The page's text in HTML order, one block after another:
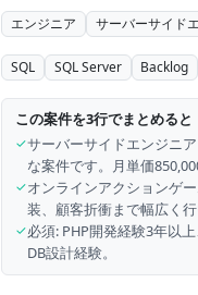
エンジニア サーバーサイド
SQL SQL Server Backlog
この案件を3行でまとめると
✓サーバーサイドエンジニ
な案件です。月単価
✓オンラインアクションゲ
装、顧客折衝まで幅広く行
✓必須: PHP開発経験3年以
DB設計経験。